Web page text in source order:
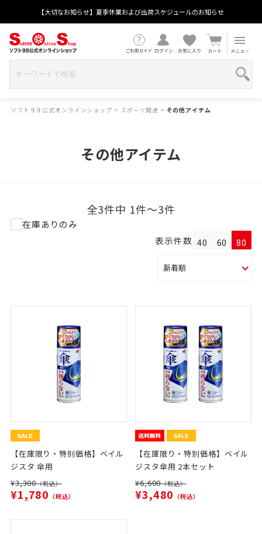
【大切なお知らせ】夏季休業および出荷スケジュールのお知らせ
ソフト９９公式オンラインショップ > スポーツ関連 > その他アイテム
その他アイテム
全3件中 1件～3件
在庫ありのみ
表示件数 40 60 80
【在庫限り・特別価格】ベイル
ジスタ 傘用
¥3,300（税込）
¥1,780 （税込）
【在庫限り・特別価格】ベイル
ジスタ傘用 2本セット
¥6,600（税込）
¥3,480 （税込）